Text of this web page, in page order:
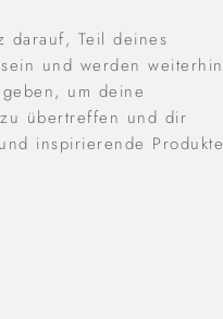
darauf, Teil deines
und werden weiterhin
um deine
übertreffen und dir
inspirierende Produkte